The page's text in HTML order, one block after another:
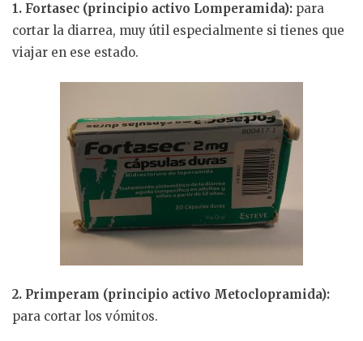
1. Fortasec (principio activo Lomperamida): para
cortar la diarrea, muy útil especialmente si tienes que
viajar en ese estado.
2. Primperam (principio activo Metoclopramida):
para cortar los vómitos.